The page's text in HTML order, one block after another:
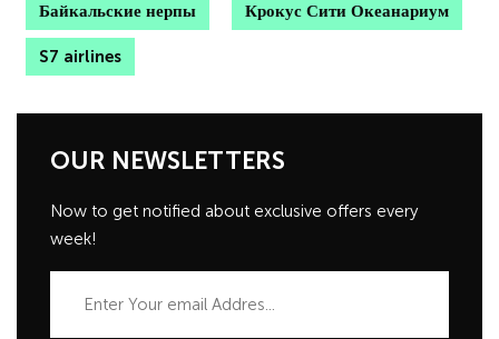
Байкальские нерпы Крокус Сити Океанариум
S7 airlines
OUR NEWSLETTERS
Now to get notified about exclusive offers every
week!